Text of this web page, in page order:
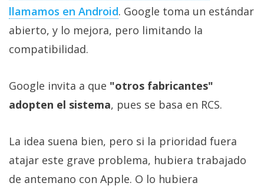
llamamos en Android. Google toma un estándar
abierto, y lo mejora, pero limitando la
compatibilidad.
Google invita a que "otros fabricantes"
adopten el sistema, pues se basa en RCS.
La idea suena bien, pero si la prioridad fuera
atajar este grave problema, hubiera trabajado
de antemano con Apple. O lo hubiera